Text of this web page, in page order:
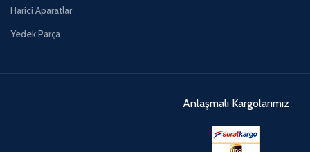
Harici Aparatlar
Yedek Parça
Anlaşmalı Kargolarımız